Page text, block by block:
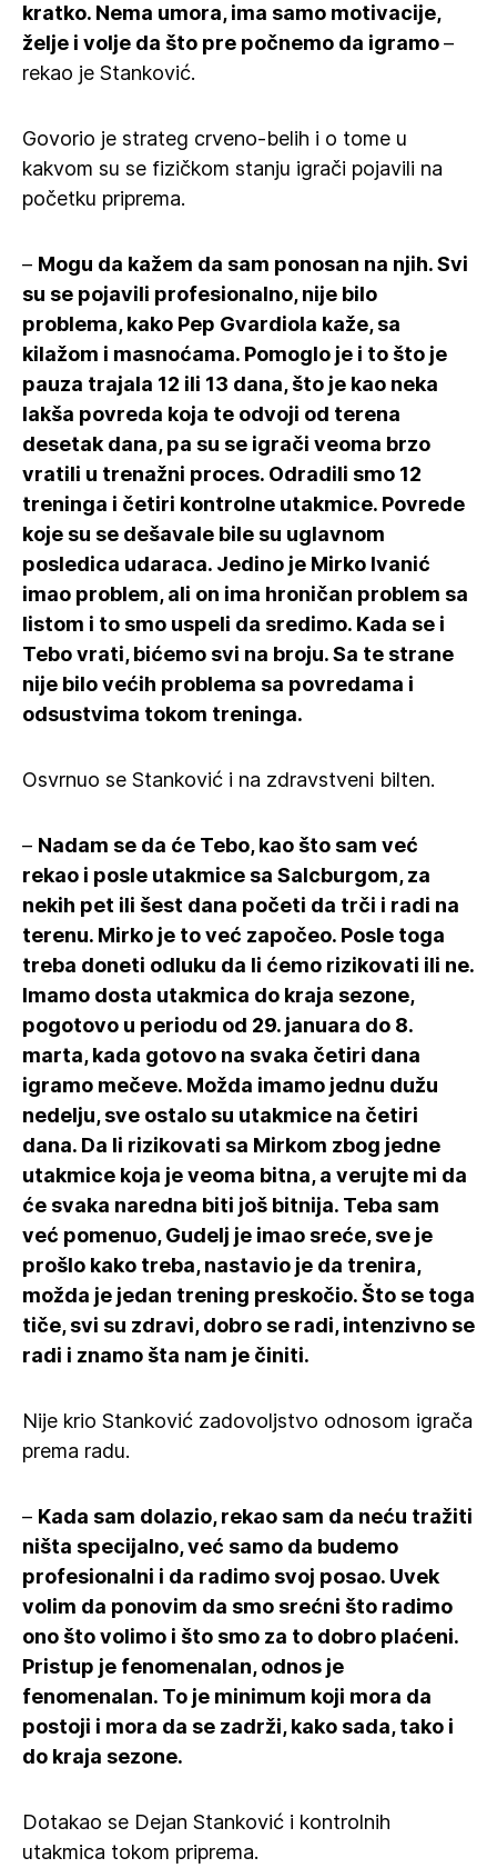
kratko. Nema umora, ima samo motivacije,
želje i volje da što pre počnemo da igramo–
rekao je Stanković.
Govorio je strateg crveno-belih i o tome u
kakvom su se fizičkom stanju igrači pojavili na
početku priprema.
– Mogu da kažem da sam ponosan na njih. Svi
su se pojavili profesionalno, nije bilo
problema, kako Pep Gvardiola kaže, sa
kilažom i masnoćama. Pomoglo je i to što je
pauza trajala 12 ili 13 dana, što je kao neka
lakša povreda koja te odvoji od terena
desetak dana, pa su se igrači veoma brzo
vratili u trenažni proces. Odradili smo 12
treninga i četiri kontrolne utakmice. Povrede
koje su se dešavale bile su uglavnom
posledica udaraca. Jedino je Mirko Ivanić
imao problem, ali on ima hroničan problem sa
listom i to smo uspeli da sredimo. Kada se i
Tebo vrati, bićemo svi na broju. Sa te strane
nije bilo većih problema sa povredama i
odsustvima tokom treninga.
Osvrnuo se Stanković i na zdravstveni bilten.
– Nadam se da će Tebo, kao što sam već
rekao i posle utakmice sa Salcburgom, za
nekih pet ili šest dana početi da trči i radi na
terenu. Mirko je to već započeo. Posle toga
treba doneti odluku da li ćemo rizikovati ili ne.
Imamo dosta utakmica do kraja sezone,
pogotovo u periodu od 29. januara do 8.
marta, kada gotovo na svaka četiri dana
igramo mečeve. Možda imamo jednu dužu
nedelju, sve ostalo su utakmice na četiri
dana. Da li rizikovati sa Mirkom zbog jedne
utakmice koja je veoma bitna, a verujte mi da
će svaka naredna biti još bitnija. Teba sam
već pomenuo, Gudelj je imao sreće, sve je
prošlo kako treba, nastavio je da trenira,
možda je jedan trening preskočio. Što se toga
tiče, svi su zdravi, dobro se radi, intenzivno se
radi i znamo šta nam je činiti.
Nije krio Stanković zadovoljstvo odnosom igrača
prema radu.
– Kada sam dolazio, rekao sam da neću tražiti
ništa specijalno, već samo da budemo
profesionalni i da radimo svoj posao. Uvek
volim da ponovim da smo srećni što radimo
ono što volimo i što smo za to dobro plaćeni.
Pristup je fenomenalan, odnos je
fenomenalan. To je minimum koji mora da
postoji i mora da se zadrži, kako sada, tako i
do kraja sezone.
Dotakao se Dejan Stanković i kontrolnih
utakmica tokom priprema.